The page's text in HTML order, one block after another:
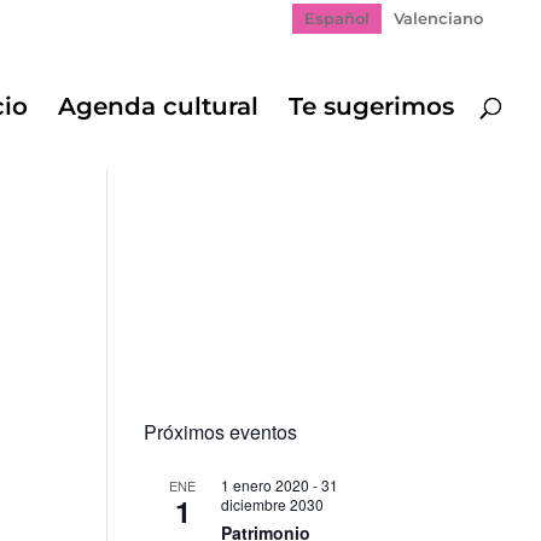
Español Valenciano
Agenda cultural Te sugerimos
Próximos eventos
ENE
1
1 enero 2020 -31
diciembre 2030
Patrimonio